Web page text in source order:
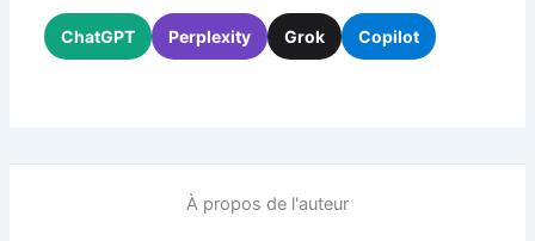
ChatGPT Perplexity Grok Copilot
À propos de l'auteur